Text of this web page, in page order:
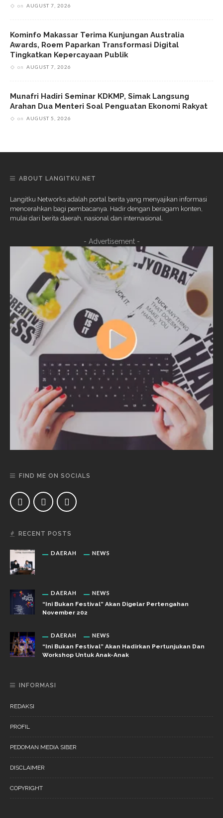
on AUGUST 7, 2026
Kominfo Makassar Terima Kunjungan Australia
Awards, Roem Paparkan Transformasi Digital
Tingkatkan Kepercayaan Publik
on AUGUST 7, 2026
Munafri Hadiri Seminar KDKMP, Simak Langsung
Arahan Dua Menteri Soal Penguatan Ekonomi Rakyat
on AUGUST 5, 2026
ABOUT LANGITKU.NET
Langitku Networks adalah portal berita yang menyajikan informasi
mencerahkan bagi pembacanya. Hadir dengan beragam konten,
mulai dari berita daerah, nasional dan internasional.
- Advertisement -
FIND ME ON SOCIALS
RECENT POSTS
DAERAH NEWS
DAERAH NEWS
“Ini Bukan Festival” Akan Digelar Pertengahan
November 202
DAERAH NEWS
“Ini Bukan Festival” Akan Hadirkan Pertunjukan Dan
Workshop Untuk Anak-Anak
INFORMASI
REDAKSI
PROFIL
PEDOMAN MEDIA SIBER
DISCLAIMER
COPYRIGHT